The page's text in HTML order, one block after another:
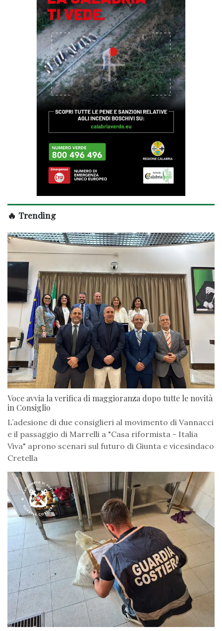
🔥 Trending
Voce avvia la verifica di maggioranza dopo tutte le novità
in Consiglio
L’adesione di due consiglieri al movimento di Vannacci
e il passaggio di Marrelli a "Casa riformista - Italia
Viva" aprono scenari sul futuro di Giunta e vicesindaco
Cretella